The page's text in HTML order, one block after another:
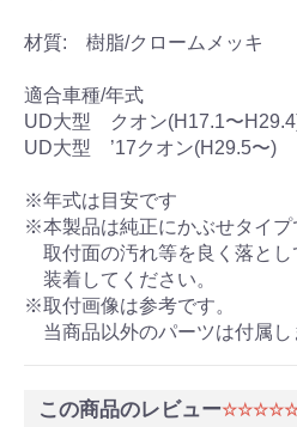
材質: 樹脂/クロームメッキ
適合車種/年式
UD大型 クオン(H17.1〜
UD大型 ’17クオン(H29.5〜)
※年式は目安です
※本製品は純正にかぶせタイプ
取付面の汚れ等を良く落とし
装着してください。
※取付画像は参考です。
当商品以外のパーツは付属し
この商品のレビュー